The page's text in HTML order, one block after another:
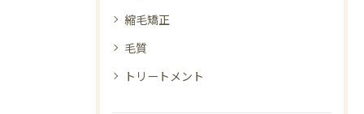
縮毛矯正
毛質
トリートメント